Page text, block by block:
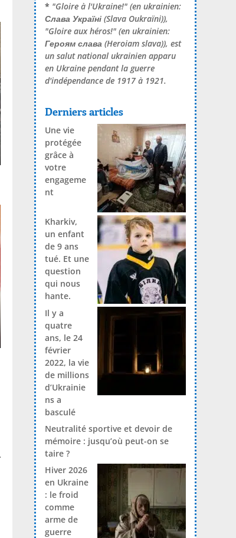
* "Gloire à l'Ukraine!" (en ukrainien:
Слава Україні(Slava Oukraïni)),
"Gloire aux héros!" (en ukrainien:
Героям слава(Heroiam slava)), est
un salut national ukrainien apparu
en Ukraine pendant la guerre
d'indépendance de 1917 à 1921.
Derniers articles
Une vie
protégée
grâce à
votre
engageme
nt
Kharkiv,
un enfant
de 9 ans
tué. Et une
question
qui nous
hante.
Il y a
quatre
ans, le 24
février
2022, la vie
de millions
d’Ukrainie
ns a
basculé
Neutralité sportive et devoir de
mémoire : jusqu’où peut-on se
taire ?
Hiver 2026
en Ukraine
: le froid
comme
arme de
guerre